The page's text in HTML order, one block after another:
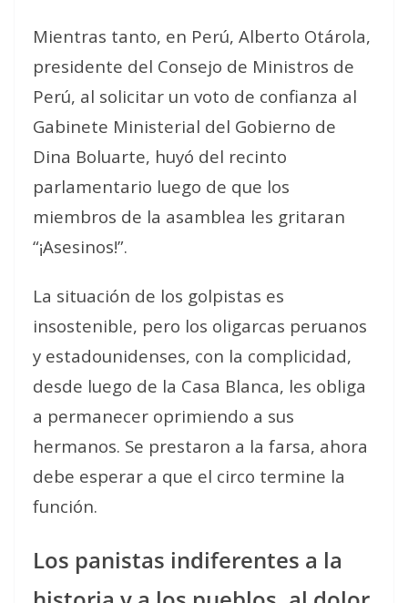
Mientras tanto, en Perú, Alberto Otárola,
presidente del Consejo de Ministros de
Perú, al solicitar un voto de confianza al
Gabinete Ministerial del Gobierno de
Dina Boluarte, huyó del recinto
parlamentario luego de que los
miembros de la asamblea les gritaran
“¡Asesinos!”.
La situación de los golpistas es
insostenible, pero los oligarcas peruanos
y estadounidenses, con la complicidad,
desde luego de la Casa Blanca, les obliga
a permanecer oprimiendo a sus
hermanos. Se prestaron a la farsa, ahora
debe esperar a que el circo termine la
función.
Los panistas indiferentes a la